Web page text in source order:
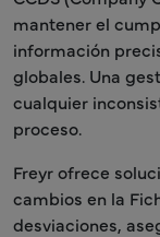
mantener el
información
globales. Una
cualquier
proceso.
Freyr ofrece
cambios en la
desviaciones,